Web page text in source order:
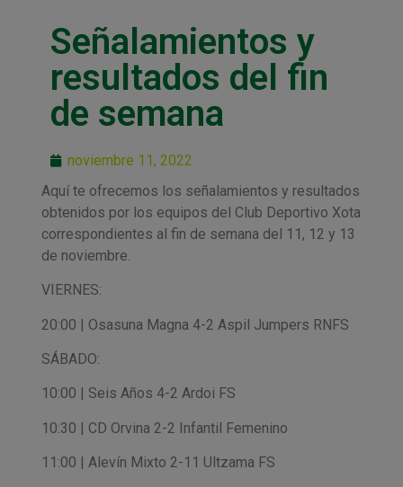
Señalamientos y
resultados del fin
de semana
noviembre 11, 2022
Aquí te ofrecemos los señalamientos y resultados
obtenidos por los equipos del Club Deportivo Xota
correspondientes al fin de semana del 11, 12 y 13
de noviembre.
VIERNES:
20:00 | Osasuna Magna 4-2 Aspil Jumpers RNFS
SÁBADO:
10:00 | Seis Años 4-2 Ardoi FS
10:30 | CD Orvina 2-2 Infantil Femenino
11:00 | Alevín Mixto 2-11 Ultzama FS